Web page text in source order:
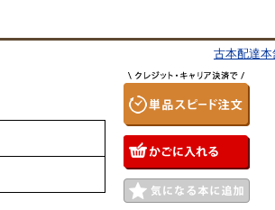
古本配達本